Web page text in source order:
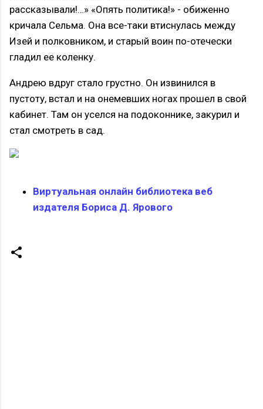
рассказывали!…» «Опять политика!» - обиженно
кричала Сельма. Она все-таки втиснулась между
Изей и полковником, и старый воин по-отечески
гладил ее коленку.
Андрею вдруг стало грустно. Он извинился в
пустоту, встал и на онемевших ногах прошел в свой
кабинет. Там он уселся на подоконнике, закурил и
стал смотреть в сад.
Виртуальная онлайн библиотека веб
издателя Бориса Д. Ярового